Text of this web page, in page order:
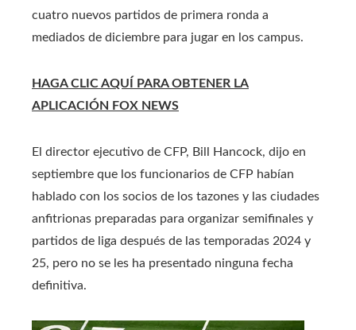
cuatro nuevos partidos de primera ronda a
mediados de diciembre para jugar en los campus.
HAGA CLIC AQUÍ PARA OBTENER LA
APLICACIÓN FOX NEWS
El director ejecutivo de CFP, Bill Hancock, dijo en
septiembre que los funcionarios de CFP habían
hablado con los socios de los tazones y las ciudades
anfitrionas preparadas para organizar semifinales y
partidos de liga después de las temporadas 2024 y
25, pero no se les ha presentado ninguna fecha
definitiva.